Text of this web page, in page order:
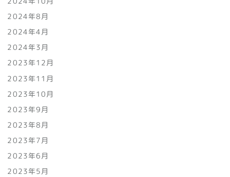
2024年8月
2024年4月
2024年3月
2023年12月
2023年11月
2023年10月
2023年9月
2023年8月
2023年7月
2023年6月
2023年5月